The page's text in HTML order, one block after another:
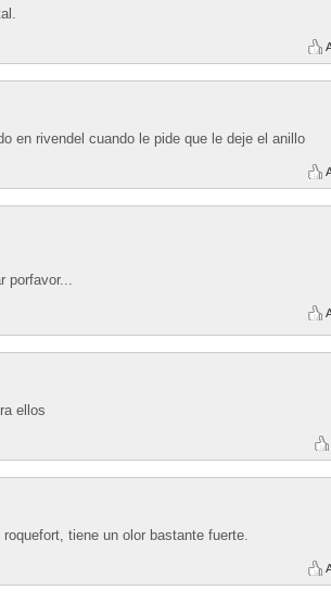
en rivendel cuando le pide que le deje el anillo
ellos
tiene un olor bastante fuerte.